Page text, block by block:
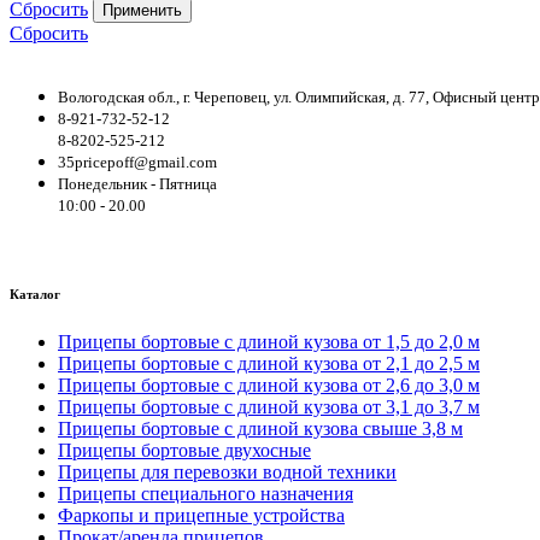
Сбросить Применить
Сбросить
Вологодская обл., г. Череповец, ул. Олимпийская, д. 77, Офисный
8-921-732-52-12
8-8202-525-212
35pricepoff@gmail.com
Понедельник - Пятница
10:00 - 20.00
Каталог
Прицепы бортовые с длиной кузова от 1,5 до 2,0 м
Прицепы бортовые с длиной кузова от 2,1 до 2,5 м
Прицепы бортовые с длиной кузова от 2,6 до 3,0 м
Прицепы бортовые с длиной кузова от 3,1 до 3,7 м
Прицепы бортовые с длиной кузова свыше 3,8 м
Прицепы бортовые двухосные
Прицепы для перевозки водной техники
Прицепы специального назначения
Фаркопы и прицепные устройства